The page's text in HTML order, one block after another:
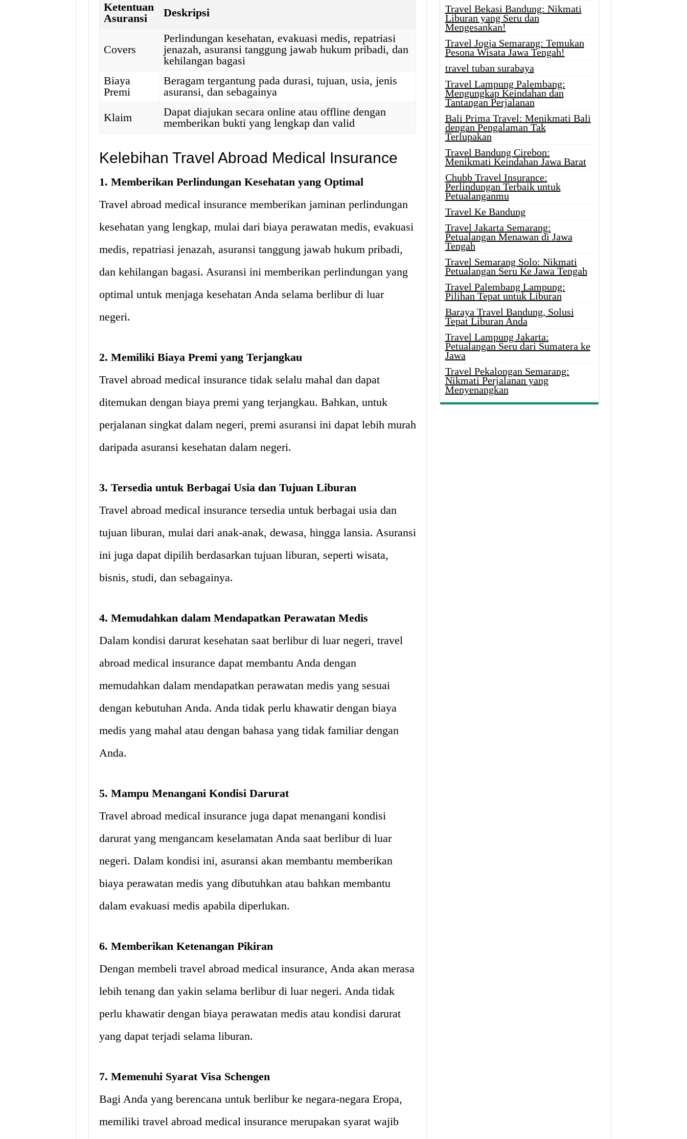
Ketentuan
Asuransi
Deskripsi
Covers
Perlindungan kesehatan, evakuasi medis, repatriasi
jenazah, asuransi tanggung jawab hukum pribadi, dan
kehilangan bagasi
Biaya
Premi
Beragam tergantung pada durasi, tujuan, usia, jenis
asuransi, dan sebagainya
Klaim
Dapat diajukan secara online atau offline dengan
memberikan bukti yang lengkap dan valid
Kelebihan Travel Abroad Medical Insurance
1. Memberikan Perlindungan Kesehatan yang Optimal
Travel abroad medical insurance memberikan jaminan perlindungan
kesehatan yang lengkap, mulai dari biaya perawatan medis, evakuasi
medis, repatriasi jenazah, asuransi tanggung jawab hukum pribadi,
dan kehilangan bagasi. Asuransi ini memberikan perlindungan yang
optimal untuk menjaga kesehatan Anda selama berlibur di luar
negeri.
2. Memiliki Biaya Premi yang Terjangkau
Travel abroad medical insurance tidak selalu mahal dan dapat
ditemukan dengan biaya premi yang terjangkau. Bahkan, untuk
perjalanan singkat dalam negeri, premi asuransi ini dapat lebih murah
daripada asuransi kesehatan dalam negeri.
3. Tersedia untuk Berbagai Usia dan Tujuan Liburan
Travel abroad medical insurance tersedia untuk berbagai usia dan
tujuan liburan, mulai dari anak-anak, dewasa, hingga lansia. Asuransi
ini juga dapat dipilih berdasarkan tujuan liburan, seperti wisata,
bisnis, studi, dan sebagainya.
4. Memudahkan dalam Mendapatkan Perawatan Medis
Dalam kondisi darurat kesehatan saat berlibur di luar negeri, travel
abroad medical insurance dapat membantu Anda dengan
memudahkan dalam mendapatkan perawatan medis yang sesuai
dengan kebutuhan Anda. Anda tidak perlu khawatir dengan biaya
medis yang mahal atau dengan bahasa yang tidak familiar dengan
Anda.
5. Mampu Menangani Kondisi Darurat
Travel abroad medical insurance juga dapat menangani kondisi
darurat yang mengancam keselamatan Anda saat berlibur di luar
negeri. Dalam kondisi ini, asuransi akan membantu memberikan
biaya perawatan medis yang dibutuhkan atau bahkan membantu
dalam evakuasi medis apabila diperlukan.
6. Memberikan Ketenangan Pikiran
Dengan membeli travel abroad medical insurance, Anda akan merasa
lebih tenang dan yakin selama berlibur di luar negeri. Anda tidak
perlu khawatir dengan biaya perawatan medis atau kondisi darurat
yang dapat terjadi selama liburan.
7. Memenuhi Syarat Visa Schengen
Bagi Anda yang berencana untuk berlibur ke negara-negara Eropa,
memiliki travel abroad medical insurance merupakan syarat wajib
Travel Bekasi Bandung: Nikmati
Liburan yang Seru dan
Mengesankan!
Travel Jogja Semarang: Temukan
Pesona Wisata Jawa Tengah!
travel tuban surabaya
Travel Lampung Palembang:
Mengungkap Keindahan dan
Tantangan Perjalanan
Bali Prima Travel: Menikmati Bali
dengan Pengalaman Tak
Terlupakan
Travel Bandung Cirebon:
Menikmati Keindahan Jawa Barat
Chubb Travel Insurance:
Perlindungan Terbaik untuk
Petualanganmu
Travel Ke Bandung
Travel Jakarta Semarang:
Petualangan Menawan di Jawa
Tengah
Travel Semarang Solo: Nikmati
Petualangan Seru Ke Jawa Tengah
Travel Palembang Lampung:
Pilihan Tepat untuk Liburan
Baraya Travel Bandung, Solusi
Tepat Liburan Anda
Travel Lampung Jakarta:
Petualangan Seru dari Sumatera ke
Jawa
Travel Pekalongan Semarang:
Nikmati Perjalanan yang
Menyenangkan